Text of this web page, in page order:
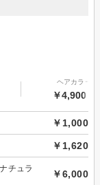
ヘアカラー
￥4,900～
￥1,000
￥1,620
チュラ
￥6,000